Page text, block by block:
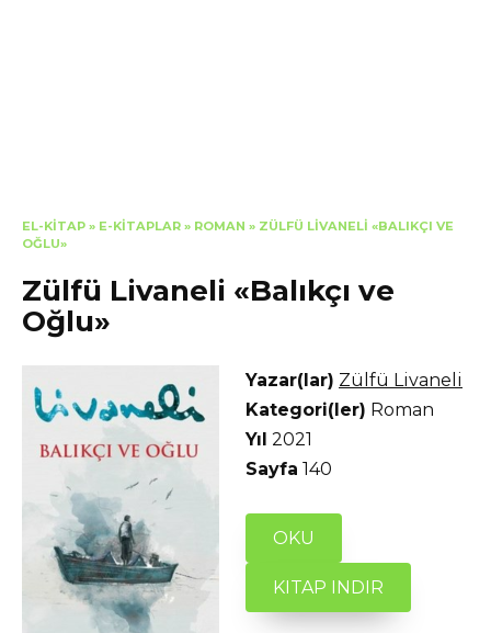
EL-KITAP » E-KITAPLAR » ROMAN » ZÜLFÜ LIVANELI «BALIKÇI VE
OĞLU»
Zülfü Livaneli «Balıkçı ve
Oğlu»
Yazar(lar) Zülfü Livaneli
Kategori(ler) Roman
Yıl 2021
Sayfa 140
OKU
KITAP INDIR